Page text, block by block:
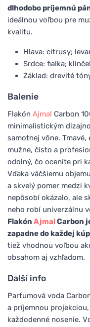
dlhodobo príjemnú
ideálnou voľbou pre
kvalitu.
Hlava: citrusy;
Srdce: fialka;
Základ: drevité
Balenie
Flakón Ajmal Carbon
minimalistickým
samotnej vône.
mužne, čisto a
odolný, čo oceníte pri
Vďaka väčšiemu
a skvelý pomer medzi
nepôsobí okázalo, ale
neho robí univerzálnu
Flakón AjmalCarbon
zapadne do každej
tiež vhodnou voľbou
obsahom aj vzhľadom.
Další info
Parfumová voda
a príjemnou
každodenné nosenie.